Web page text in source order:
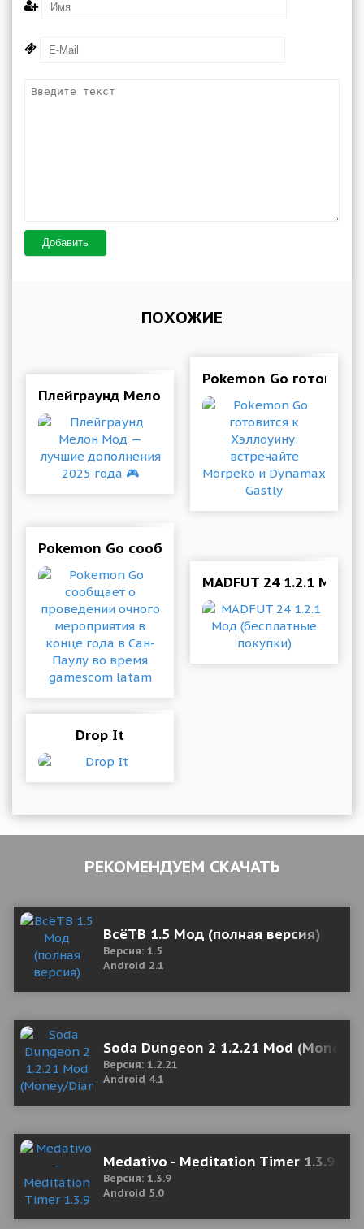
Добавить
ПОХОЖИЕ
Плейграунд Мелон Мод — лучшие дополнения
Pokemon Go
Pokemon Go сообщает о проведении
MADFUT 24 1.2.1 Мод
Drop It
РЕКОМЕНДУЕМ СКАЧАТЬ
ВсёТВ 1.5 Мод (полная версия)
Версия: 1.5
Android 2.1
Soda Dungeon 2 1.2.21 Mod (Money/
Версия: 1.2.21
Android 4.1
Medativo - Meditation Timer 1.3.9
Версия: 1.3.9
Android 5.0